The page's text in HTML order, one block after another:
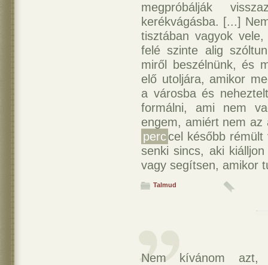
megpróbálják
kerékvágásba. [...]
tisztában vagyok
felé szinte alig
miről beszélnünk, és
elő utoljára, amikor
a városba és
formálni, ami nem
engem, amiért nem
perccel később
senki sincs, aki
vagy segítsen, amikor
Talmud
Nem kívánom